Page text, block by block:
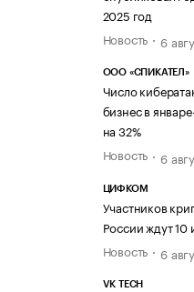
2025 год
Новость
6
ООО «СПИКАТЕЛ»
Число
бизнес в
на 32%
Новость
6
ЦИФКОМ
Участников
России ждут 10
Новость
6
VK TECH